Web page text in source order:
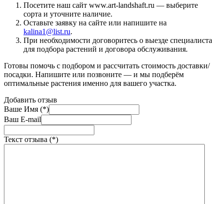
Посетите наш сайт www.art-landshaft.ru — выберите
сорта и уточните наличие.
Оставьте заявку на сайте или напишите на
kalina1@list.ru.
При необходимости договоритесь о выезде специалиста
для подбора растений и договора обслуживания.
Готовы помочь с подбором и рассчитать стоимость доставки/
посадки. Напишите или позвоните — и мы подберём
оптимальные растения именно для вашего участка.
Добавить отзыв
Ваше Имя (*)
Ваш E-mail
Текст отзыва (*)